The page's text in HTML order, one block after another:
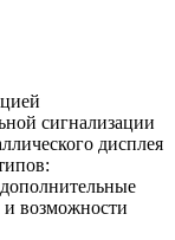
сигнализации
дисплея
возможности